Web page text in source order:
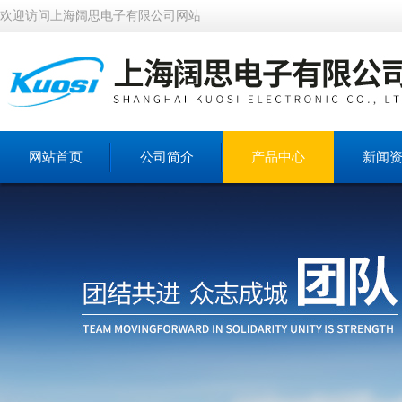
欢迎访问上海阔思电子有限公司网站
网站首页 公司简介 产品中心 新闻